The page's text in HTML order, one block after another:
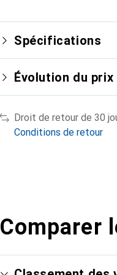
Spécifications
Évolution du prix
Droit de retour de 30
Conditions de retour
Comparer